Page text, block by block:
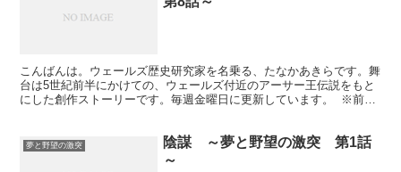
こんばんは。ウェールズ歴史研究家を名乗る、たなかあきらです。舞
台は5世紀前半にかけての、ウェールズ付近のアーサー王伝説をもと
にした創作ストーリーです。毎週金曜日に更新しています。 ※前回
夢と野望の激突
陰謀 ～夢と野望の激突 第1話
～